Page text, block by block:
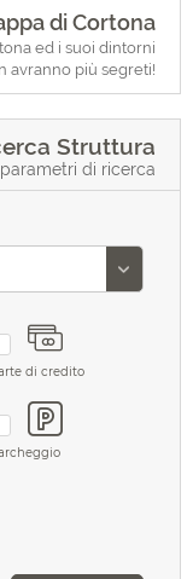
di Cortona
ed i suoi dintorni
avranno più segreti!
Struttura
di ricerca
di credito